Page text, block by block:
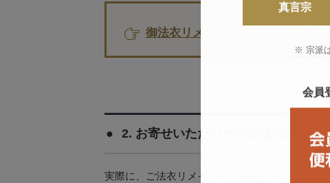
御法衣リメイクについての特集はこ
2. お寄せいただいたお客様の声
実際に、ご法衣リメイクをご注文いただいたお
真言宗
※ 宗派
会員